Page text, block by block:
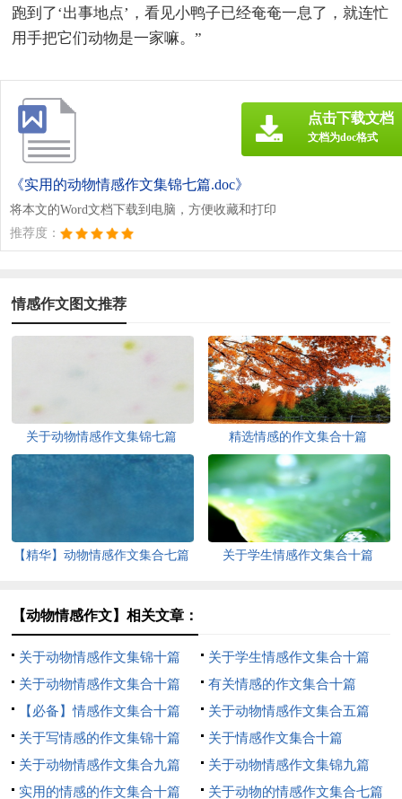
跑到了‘出事地点’，看见小鸭子已经奄奄一息了，就连忙
用手把它们动物是一家嘛。”
《实用的动物情感作文集锦七篇.doc》
将本文的Word文档下载到电脑，方便收藏和打印
推荐度：
点击下载文档
文档为doc格式
情感作文图文推荐
关于动物情感作文集锦七篇 精选情感的作文集合十篇
【精华】动物情感作文集合七篇 关于学生情感作文集合十篇
【动物情感作文】相关文章：
关于动物情感作文集锦十篇
关于学生情感作文集合十篇
关于动物情感作文集合十篇
有关情感的作文集合十篇
【必备】情感作文集合十篇
关于动物情感作文集合五篇
关于写情感的作文集锦十篇
关于情感作文集合十篇
关于动物情感作文集合九篇
关于动物情感作文集锦九篇
实用的情感的作文集合十篇
关于动物的情感作文集合七篇